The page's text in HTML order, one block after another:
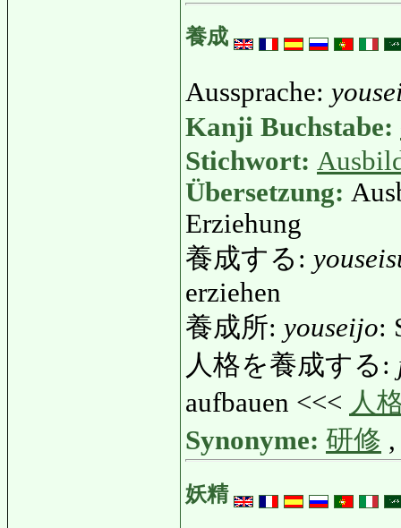
養成
Aussprache:
Kanji Buchstabe:
Stichwort:
Übersetzung:
Erziehung
養成する:
erziehen
養成所: youseijo:
人格を養成する:
aufbauen <<< 人
Synonyme: 研修
妖精